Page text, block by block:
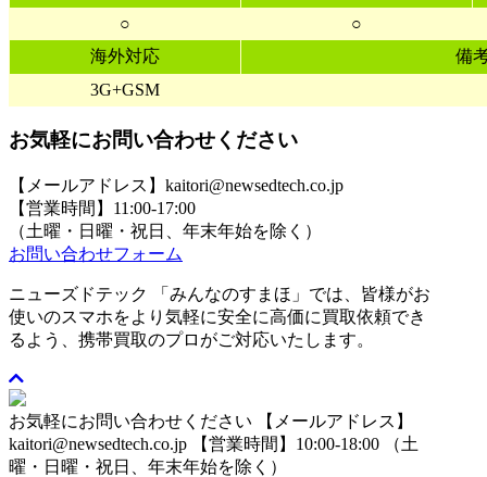
○
○
海外対応
備
3G+GSM
お気軽にお問い合わせください
【メールアドレス】kaitori@newsedtech.co.jp
【営業時間】11:00-17:00
（土曜・日曜・祝日、年末年始を除く）
お問い合わせフォーム
ニューズドテック 「みんなのすまほ」では、皆様がお
使いのスマホをより気軽に安全に高価に買取依頼でき
るよう、携帯買取のプロがご対応いたします。
お気軽にお問い合わせください
【メールアドレス】
kaitori@newsedtech.co.jp
【営業時間】10:00-18:00 （土
曜・日曜・祝日、年末年始を除く）